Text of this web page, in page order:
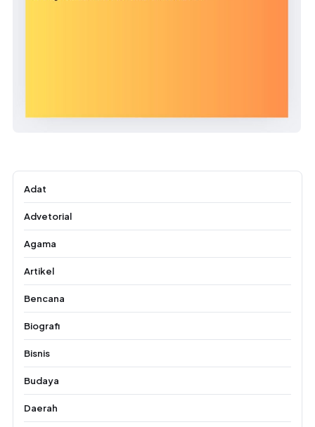
Adat
Advetorial
Agama
Artikel
Bencana
Biografi
Bisnis
Budaya
Daerah